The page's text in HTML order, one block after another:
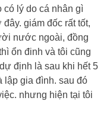
có lý do cá nhân gì
giám đốc rất tốt,
nước ngoài, đồng
ổn đinh và tôi cũng
định là sau khi hết 5
lập gia đình. sau đó
nhưng hiện tại tôi